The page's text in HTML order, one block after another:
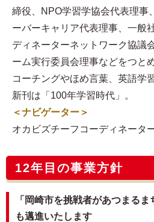
締役、NPO学習学協会代表理事
ーバーキャリア代表理事、一般
ディネーターネットワーク協議
ーム実行委員会理事などをつとめ
コーチングやほめ言葉、英語学
新刊は「100年学習時代」。
＜ナビゲーター＞
オカビズチーフコーディネー
12年目の事業方針
「岡崎市を挑戦者があつまる
も邁進いたします